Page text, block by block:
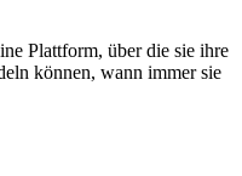
Plattform, über die sie ihre
können, wann immer sie